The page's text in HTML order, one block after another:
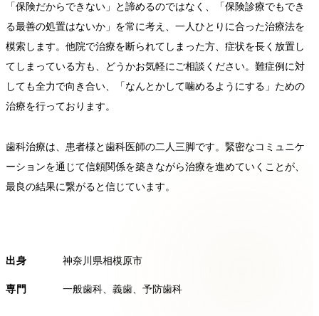
「保険だからできない」と諦めるのではなく、「保険診療でもでき
る最善の処置はないか」を常に考え、一人ひとりに合った治療法を
模索します。他院で治療を断られてしまった方、症状を長く放置し
てしまっている方も、どうかお気軽にご相談ください。難症例に対
しても全力で向き合い、「なんとかして噛めるようにする」ための
治療を行っております。
歯科治療は、患者様と歯科医師の二人三脚です。緊密なコミュニケ
ーションを通じて信頼関係を築きながら治療を進めていくことが、
最良の結果に繋がると信じています。
出身 神奈川県相模原市
専門 一般歯科、義歯、予防歯科